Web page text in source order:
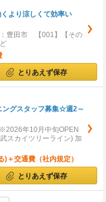
より涼しくて効率い
豊田市 【001】【その
とりあえず保存
ングスタッフ募集☆週2～
年10月中旬OPEN
スカイツリーライン) 加
＋交通費（社内規定）
とりあえず保存